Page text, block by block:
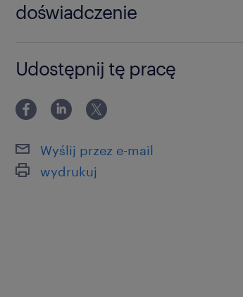
інші оздоровчі та спортивні заходи
дофінансування проїзду на
Олесніца, Стшелін, Бєрутів
doświadczenie
Udostępnij tę pracę
Wyślij przez e-mail
wydrukuj